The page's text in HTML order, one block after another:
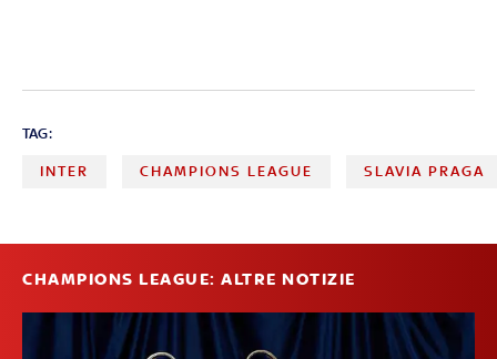
TAG:
INTER CHAMPIONS LEAGUE SLAVIA PRAGA
CHAMPIONS LEAGUE: ALTRE NOTIZIE